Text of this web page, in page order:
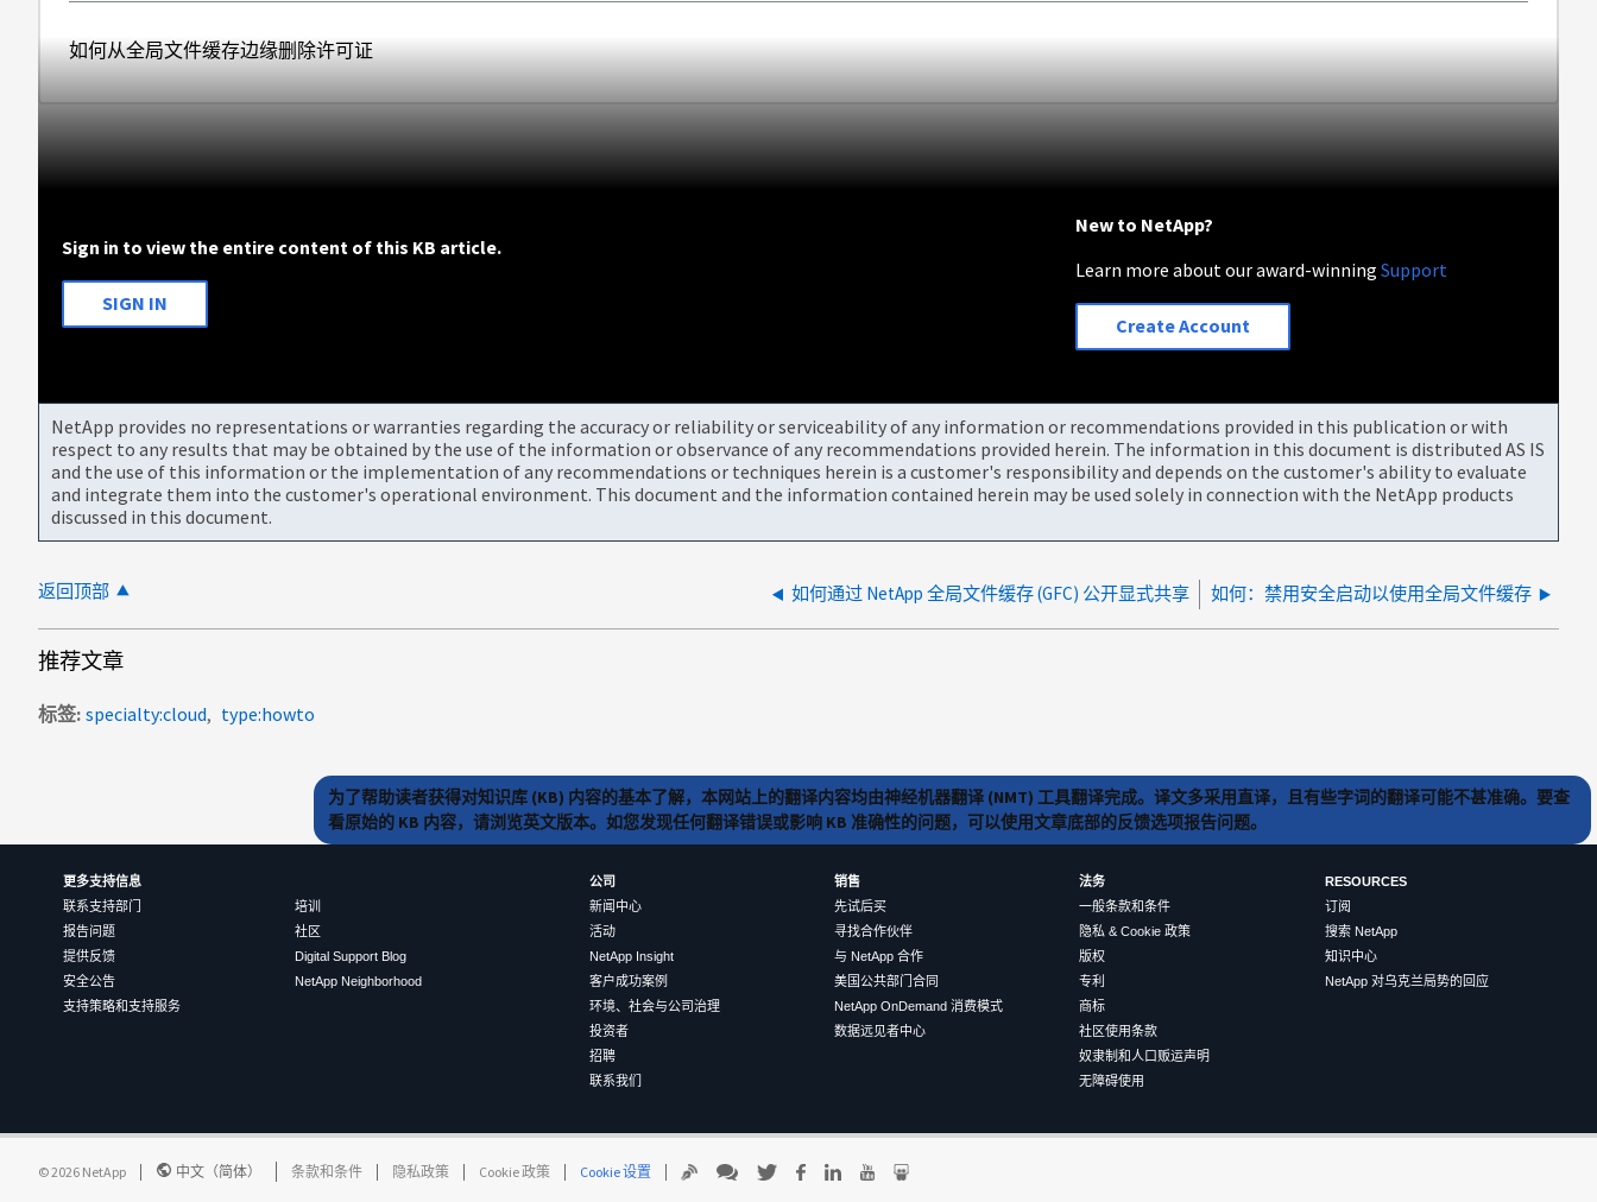
如何从全局文件缓存边缘删除许可证
Sign in to view the entire content of this KB article.
SIGN IN
New to NetApp?
Learn more about our award-winningSupport
Create Account
NetApp provides no representations or warranties regarding the accuracy or reliability or serviceability of any information or recommendations provided in this publication or with
respect to any results that may be obtained by the use of the information or observance of any recommendations provided herein. The information in this document is distributed AS IS
and the use of this information or the implementation of any recommendations or techniques herein is a customer's responsibility and depends on the customer's ability to evaluate
and integrate them into the customer's operational environment. This document and the information contained herein may be used solely in connection with the NetApp products
discussed in this document.
返回顶部 如何通过 NetApp 全局文件缓存 (GFC) 公开显式共享 如何：禁用安全启动以使用全局文件缓存
推荐文章
标签 specialty:cloud type:howto
为了帮助读者获得对知识库 (KB) 内容的基本了解，本网站上的翻译内容均由神经机器翻译 (NMT) 工具翻译完成。译文多采用直译，且有些字词的翻译可能不甚准确。要查
看原始的 KB 内容，请浏览英文版本。如您发现任何翻译错误或影响 KB 准确性的问题，可以使用文章底部的反馈选项报告问题。
更多支持信息
联系支持部门
报告问题
提供反馈
安全公告
支持策略和支持服务
培训
社区
Digital Support Blog
NetApp Neighborhood
公司
新闻中心
活动
NetApp Insight
客户成功案例
环境、社会与公司治理
投资者
招聘
联系我们
销售
先试后买
寻找合作伙伴
与 NetApp 合作
美国公共部门合同
NetApp OnDemand 消费模式
数据远见者中心
法务
一般条款和条件
隐私 & Cookie 政策
版权
专利
商标
社区使用条款
奴隶制和人口贩运声明
无障碍使用
RESOURCES
订阅
搜索 NetApp
知识中心
NetApp 对乌克兰局势的回应
©2026 NetApp 中文（简体） 条款和条件 隐私政策 Cookie 政策 Cookie 设置